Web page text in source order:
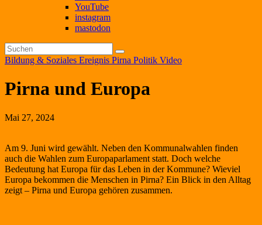
YouTube
instagram
mastodon
Bildung & Soziales Ereignis Pirna Politik Video
Pirna und Europa
Mai 27, 2024
Am 9. Juni wird gewählt. Neben den Kommunalwahlen finden
auch die Wahlen zum Europaparlament statt. Doch welche
Bedeutung hat Europa für das Leben in der Kommune? Wieviel
Europa bekommen die Menschen in Pirna? Ein Blick in den Alltag
zeigt – Pirna und Europa gehören zusammen.